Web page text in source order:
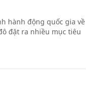
hành động quốc gia về
đặt ra nhiều mục tiêu